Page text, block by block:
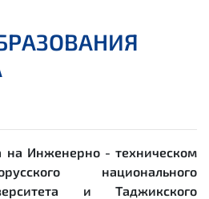
на Инженерно - техническом
национального
и Таджикского